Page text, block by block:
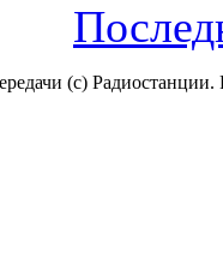
(с)